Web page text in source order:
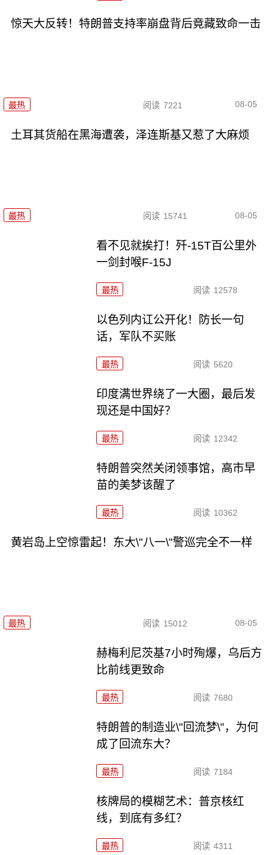
惊天大反转！特朗普支持率崩盘背后竟藏致命一击
最热 阅读 7221 08-05
土耳其货船在黑海遭袭，泽连斯基又惹了大麻烦
最热 阅读 15741 08-05
看不见就挨打！歼-15T百公里外
一剑封喉F-15J
最热 阅读 12578
以色列内讧公开化！防长一句
话，军队不买账
最热 阅读 5620
印度满世界绕了一大圈，最后发
现还是中国好？
最热 阅读 12342
特朗普突然关闭领事馆，高市早
苗的美梦该醒了
最热 阅读 10362
黄岩岛上空惊雷起！东大\"八一\"警巡完全不一样
最热 阅读 15012 08-05
赫梅利尼茨基7小时殉爆，乌后方
比前线更致命
最热 阅读 7680
特朗普的制造业\"回流梦\"，为何
成了回流东大？
最热 阅读 7184
核牌局的模糊艺术：普京核红
线，到底有多红？
最热 阅读 4311